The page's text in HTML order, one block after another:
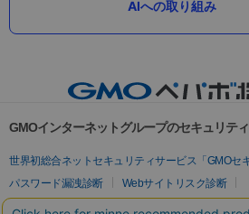
AIへの取り組み
GMOインターネットグループのセキュリテ
世界初総合ネットセキュリティサービス「GMOセ
パスワード漏洩診断
Webサイトリスク診断